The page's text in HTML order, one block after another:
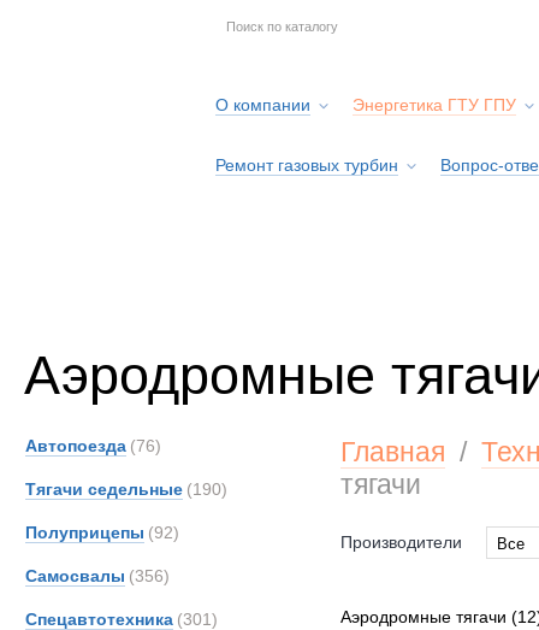
О компании Энергетика ГТУ ГПУ
Ремонт газовых турбин Вопрос-
Аэродромные
Автопоезда (76)
Тягачи седельные (190)
Полуприцепы (92)
Самосвалы (356)
Спецавтотехника (301)
Главная /
тягачи
Производители
Все
Аэродромные тягачи